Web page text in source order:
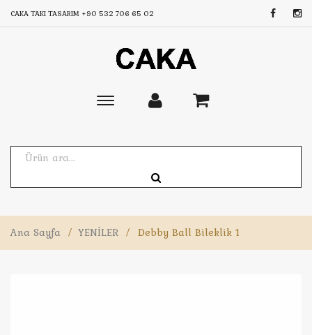
CAKA TAKI TASARIM +90 532 706 65 02
Toggle
Ana Sayfa / YENİLER / Debby Ball Bileklik 1